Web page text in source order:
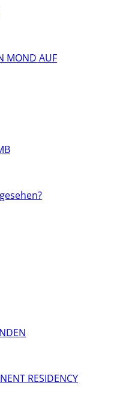
MOND AUF
RESIDENCY